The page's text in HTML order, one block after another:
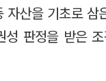
자산을 기초로
판정을 받은